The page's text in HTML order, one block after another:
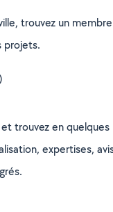
trouvez un
projets.
trouvez en
expertises,